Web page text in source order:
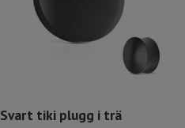
Svart tiki plugg i trä